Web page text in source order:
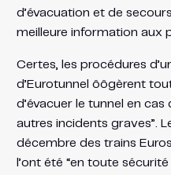
d’évacuation et de
meilleure information aux
Certes, les procédures
d’Eurotunnel ôôgèrent
d’évacuer le tunnel en cas
autres incidents graves”.
décembre des trains
l’ont été “en toute